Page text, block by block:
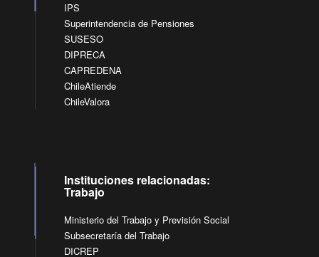
IPS
Superintendencia de Pensiones
SUSESO
DIPRECA
CAPREDENA
ChileAtiende
ChileValora
Instituciones relacionadas:
Trabajo
Ministerio del Trabajo y Previsión Social
Subsecretaría del Trabajo
DICREP